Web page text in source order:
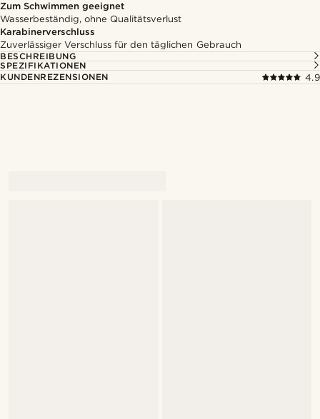
Zum Schwimmen geeignet
Wasserbeständig, ohne Qualitätsverlust
Karabinerverschluss
Zuverlässiger Verschluss für den täglichen Gebrauch
BESCHREIBUNG
SPEZIFIKATIONEN
KUNDENREZENSIONEN
4.9